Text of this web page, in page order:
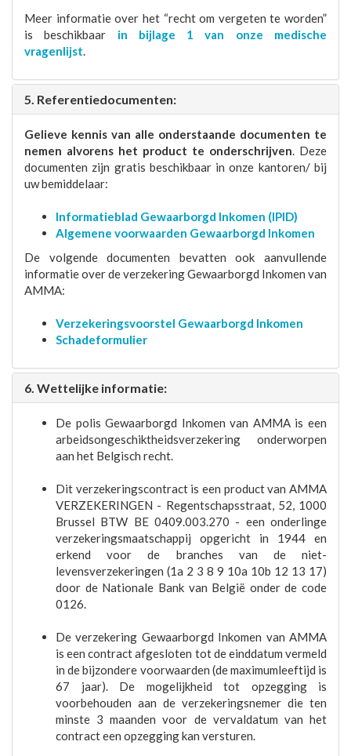
Meer informatie over het “recht om vergeten te worden”
is beschikbaar in bijlage 1 van onze medische
vragenlijst.
5. Referentiedocumenten:
Gelieve kennis van alle onderstaande documenten te
nemen alvorens het product te onderschrijven. Deze
documenten zijn gratis beschikbaar in onze kantoren/ bij
uw bemiddelaar:
Informatieblad Gewaarborgd Inkomen (IPID)
Algemene voorwaarden Gewaarborgd Inkomen
De volgende documenten bevatten ook aanvullende
informatie over de verzekering Gewaarborgd Inkomen van
AMMA:
Verzekeringsvoorstel Gewaarborgd Inkomen
Schadeformulier
6. Wettelijke informatie:
De polis Gewaarborgd Inkomen van AMMA is een
arbeidsongeschiktheidsverzekering onderworpen
aan het Belgisch recht.
Dit verzekeringscontract is een product van AMMA
VERZEKERINGEN - Regentschapsstraat, 52, 1000
Brussel BTW BE 0409.003.270 - een onderlinge
verzekeringsmaatschappij opgericht in 1944 en
erkend voor de branches van de niet-
levensverzekeringen (1a 2 3 8 9 10a 10b 12 13 17)
door de Nationale Bank van België onder de code
0126.
De verzekering Gewaarborgd Inkomen van AMMA
is een contract afgesloten tot de einddatum vermeld
in de bijzondere voorwaarden (de maximumleeftijd is
67 jaar). De mogelijkheid tot opzegging is
voorbehouden aan de verzekeringsnemer die ten
minste 3 maanden voor de vervaldatum van het
contract een opzegging kan versturen.